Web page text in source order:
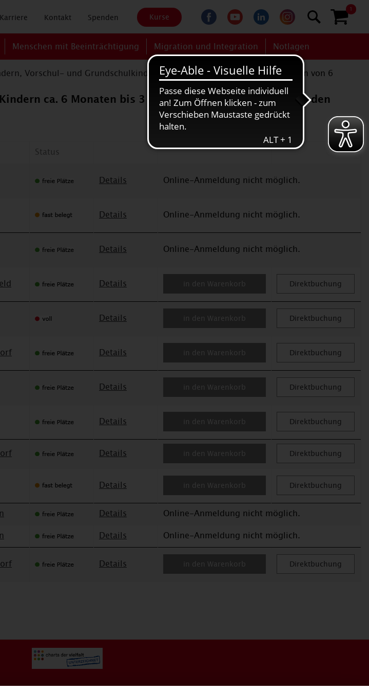
Karriere Kontakt Spenden Kurse
1
Menschen mit Beeinträchtigung Migration und Integration Notlagen
Vorschul- und Grundschulkinder |Spielgruppen für Eltern mit Kindern von 6
ca. 6 Monaten bis 3 Jahren" (Nr. 2305-02) wurde in den
Status
Details Online-Anmeldung nicht möglich.
Details Online-Anmeldung nicht möglich.
Details Online-Anmeldung nicht möglich.
Details in den Warenkorb Direktbuchung
Details in den Warenkorb Direktbuchung
Details in den Warenkorb Direktbuchung
Details in den Warenkorb Direktbuchung
Details in den Warenkorb Direktbuchung
Details in den Warenkorb Direktbuchung
Details in den Warenkorb Direktbuchung
Details
Online-Anmeldung nicht möglich.
Details
Online-Anmeldung nicht möglich.
Details in den Warenkorb Direktbuchung